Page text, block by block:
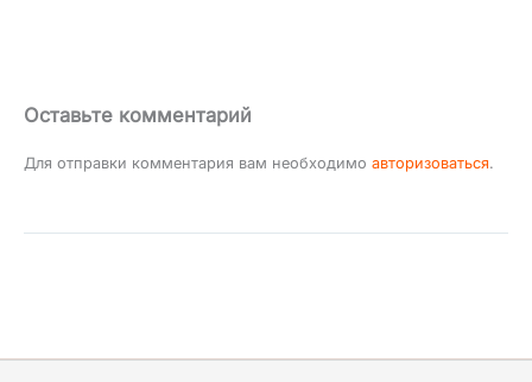
Оставьте комментарий
Для отправки комментария вам необходимо авторизоваться.